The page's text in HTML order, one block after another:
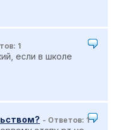
1
если в школе
- Ответов: 1